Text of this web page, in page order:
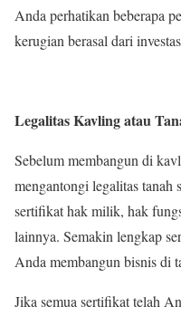
Anda perhatikan beberapa
kerugian berasal dari
Legalitas Kavling atau
Sebelum membangun di
mengantongi legalitas tanah
sertifikat hak milik, hak
lainnya. Semakin lengkap
Anda membangun bisnis di
Jika semua sertifikat telah